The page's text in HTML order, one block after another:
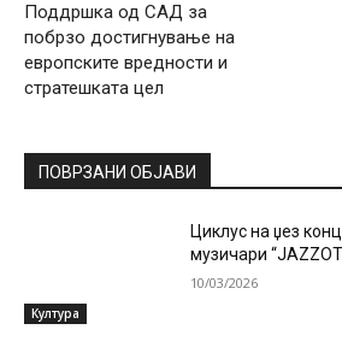
Поддршка од САД за
побрзо достигнување на
европските вредности и
стратешката цел
ПОВРЗАНИ ОБЈАВИ
Култура
Циклус на џез
музичари
10/03/2026